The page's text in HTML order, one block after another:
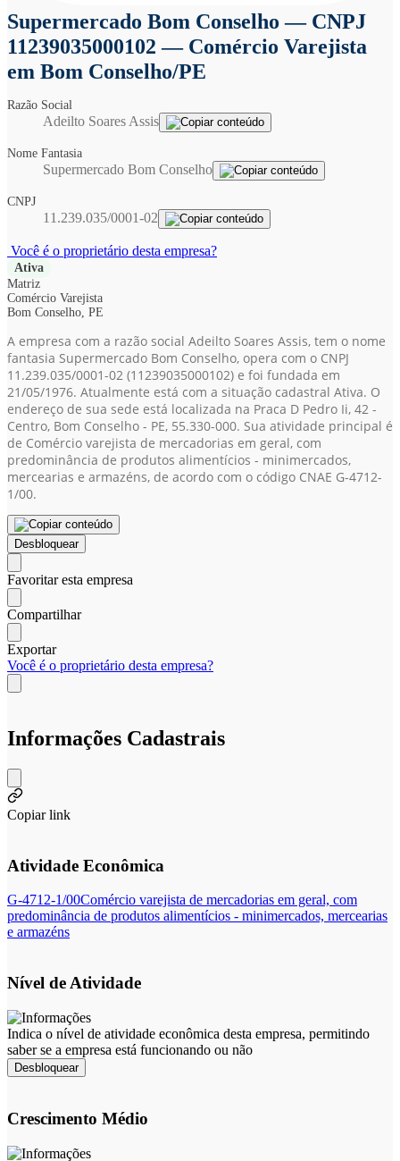
Supermercado Bom Conselho— CNPJ
11239035000102 — Comércio Varejista
em Bom Conselho/PE
Razão Social
Adeilto Soares Assis
Nome Fantasia
Supermercado Bom Conselho
CNPJ
11.239.035/0001-02
Você é o proprietário desta empresa?
Ativa
Matriz
Comércio Varejista
Bom Conselho, PE
A empresa com a razão social Adeilto Soares Assis, tem o nome
fantasia Supermercado Bom Conselho, opera com o CNPJ
11.239.035/0001-02 (11239035000102) e foi fundada em
21/05/1976. Atualmente está com a situação cadastral Ativa. O
endereço de sua sede está localizada na Praca D Pedro Ii, 42 -
Centro, Bom Conselho - PE, 55.330-000. Sua atividade principal é
de Comércio varejista de mercadorias em geral, com
predominância de produtos alimentícios - minimercados,
mercearias e armazéns, de acordo com o código CNAE G-4712-
1/00.
Desbloquear
Favoritar esta empresa
Compartilhar
Exportar
Você é o proprietário desta empresa?
Informações Cadastrais
Copiar link
Atividade Econômica
G-4712-1/00Comércio varejista de mercadorias em geral, com
predominância de produtos alimentícios - minimercados, mercearias
e armazéns
Nível de Atividade
Indica o nível de atividade econômica desta empresa, permitindo
saber se a empresa está funcionando ou não
Desbloquear
Crescimento Médio